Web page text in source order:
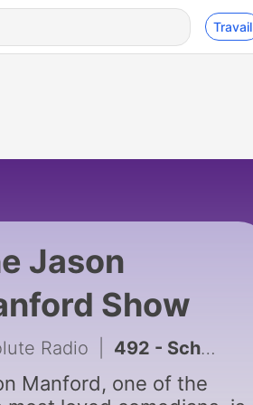
Travail
Jason
Show
Radio 492 - Schrodingers Cruise, Long Bums and a Intimacy Coordinator at a Scare Maze
Manford, one of the